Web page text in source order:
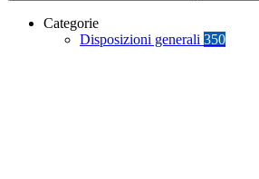
Categorie
Disposizioni generali 350